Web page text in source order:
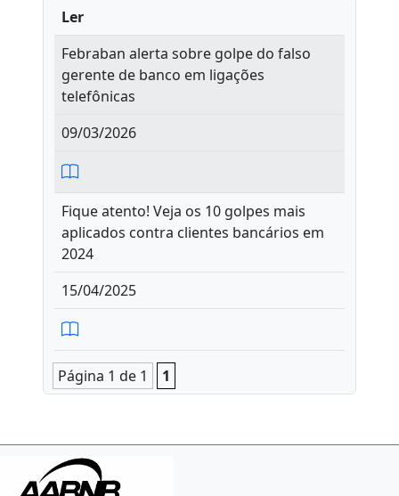
Ler
Febraban alerta sobre golpe do falso
gerente de banco em ligações
telefônicas
09/03/2026
Fique atento! Veja os 10 golpes mais
aplicados contra clientes bancários em
2024
15/04/2025
Página 1 de 1 1